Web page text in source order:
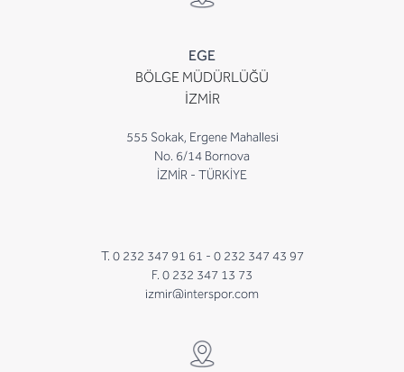
EGE
BÖLGE MÜDÜRLÜĞÜ
İZMİR
555 Sokak, Ergene Mahallesi
No. 6/14 Bornova
İZMİR - TÜRKİYE
T. 0 232 347 91 61 - 0 232 347 43 97
F. 0 232 347 13 73
izmir@interspor.com